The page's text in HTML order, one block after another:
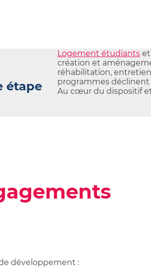
étape
Logement étudiantset
création et
réhabilitation,
programmes déclinent
Au cœur du dispositif
développement :